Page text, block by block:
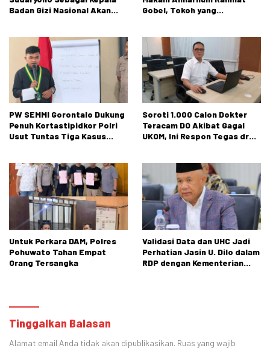
Badan Gizi Nasional Akan
Indonesia
Gobel, Tokoh yang
PW SEMMI Gorontalo Dukung
Penuh Kortastipidkor Polri
Usut Tuntas Tiga Kasus
Soroti 1.000 Calon Dokter
Teracam DO Akibat Gagal
UKOM, Ini Respon Tegas dr
Untuk Perkara DAM, Polres
Pohuwato Tahan Empat
Orang Tersangka
Validasi Data dan UHC Jadi
Perhatian Jasin U. Dilo dalam
RDP dengan Kementerian
Tinggalkan Balasan
Alamat email Anda tidak akan dipublikasikan. Ruas yang wajib